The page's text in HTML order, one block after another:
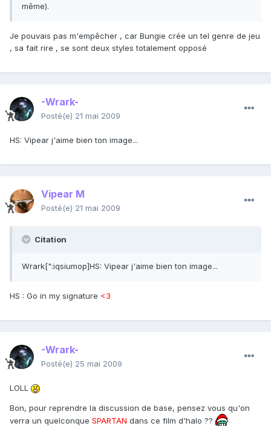
même).
Je pouvais pas m'empêcher , car Bungie crée un tel genre de jeu
, sa fait rire , se sont deux styles totalement opposé
-Wrark-
Posté(e) 21 mai 2009
HS: Vipear j'aime bien ton image...
Vipear M
Posté(e) 21 mai 2009
Citation
Wrark[":iqsiumop]HS: Vipear j'aime bien ton image...
HS : Go in my signature <3
-Wrark-
Posté(e) 25 mai 2009
LOLL
Bon, pour reprendre la discussion de base, pensez vous qu'on
verra un quelconque SPARTAN dans ce film d'halo ??